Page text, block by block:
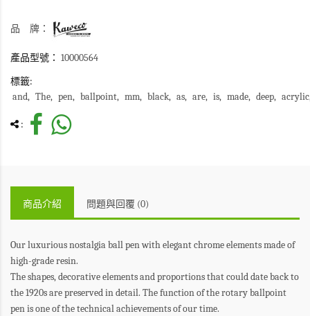
品 牌：
產品型號： 10000564
標籤:
and
The pen ballpoint mm black as are is made deep acrylic
:
商品介紹 問題與回覆 (0)
Our luxurious nostalgia ball pen with elegant chrome elements made of
high-grade resin.
The shapes, decorative elements and proportions that could date back to
the 1920s are preserved in detail. The function of the rotary ballpoint
pen is one of the technical achievements of our time.